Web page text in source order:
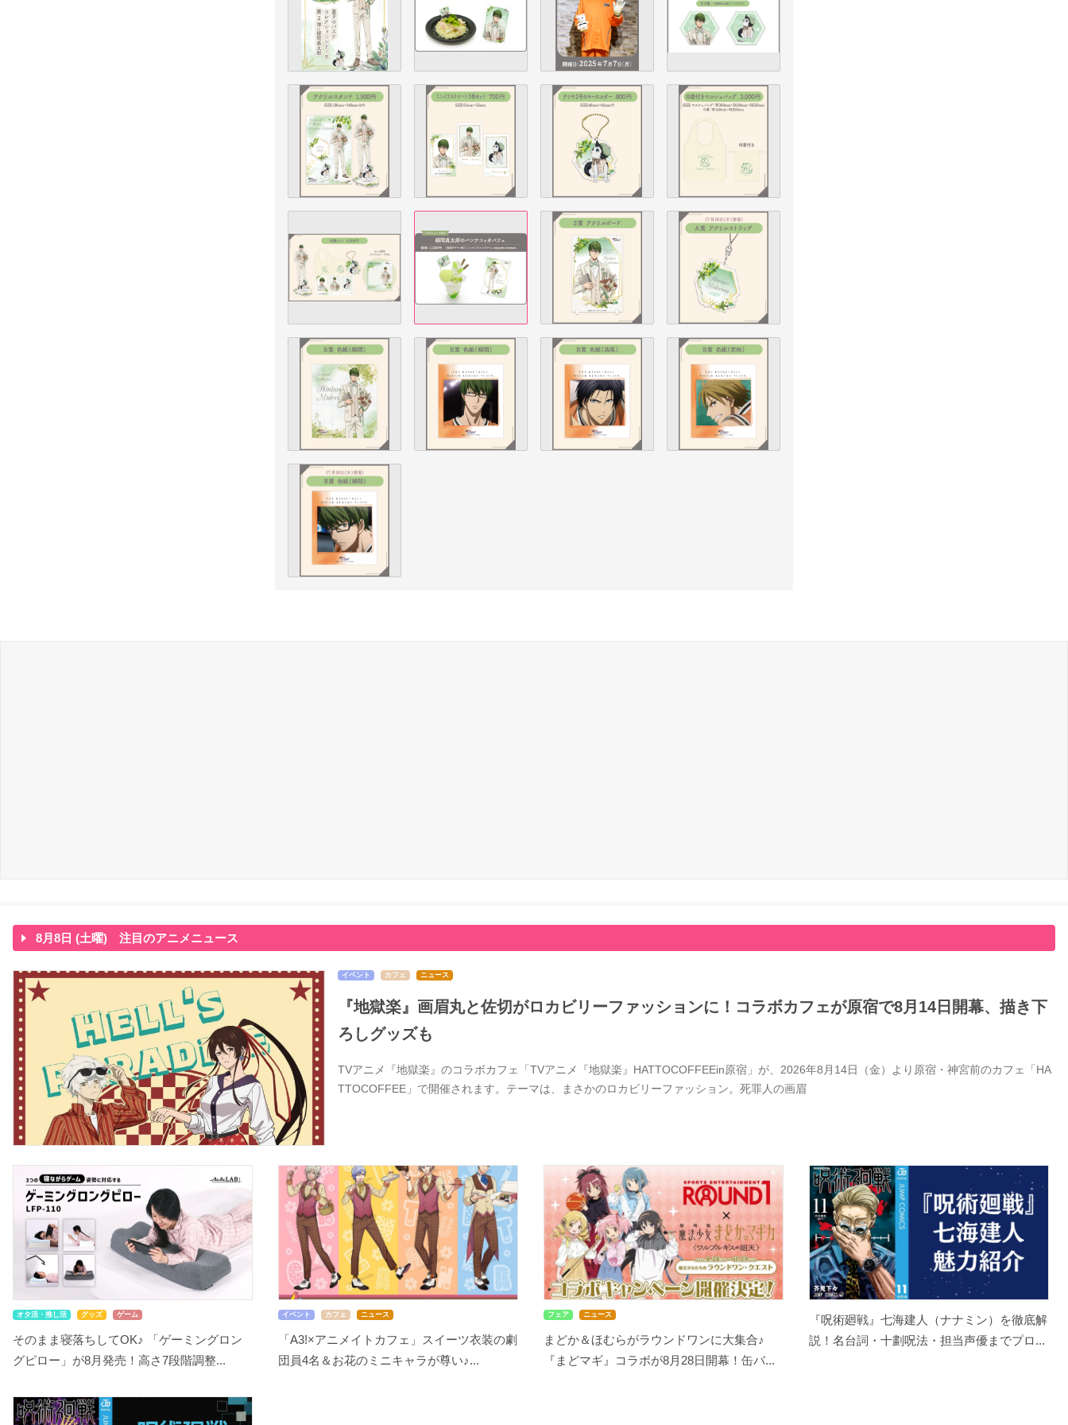
8月8日 (土曜) 注目のアニメニュース
イベント カフェ ニュース
『地獄楽』画眉丸と佐切がロカビリーファッションに！コラボカフェが原宿で8月14日開幕、描き下
ろしグッズも
TVアニメ『地獄楽』のコラボカフェ「TVアニメ『地獄楽』HATTOCOFFEEin原宿」が、2026年8月14日（金）より原宿・神宮前のカフェ「HA
TTOCOFFEE」で開催されます。テーマは、まさかのロカビリーファッション。死罪人の画眉
オタ活・推し活 グッズ ゲーム
そのまま寝落ちしてOK♪ 「ゲーミングロン
グピロー」が8月発売！高さ7段階調整...
イベント カフェ ニュース
「A3!×アニメイトカフェ」スイーツ衣装の劇
団員4名＆お花のミニキャラが尊い♪...
フェア ニュース
まどか＆ほむらがラウンドワンに大集合♪
『まどマギ』コラボが8月28日開幕！缶バ...
『呪術廻戦』七海建人（ナナミン）を徹底解
説！名台詞・十劃呪法・担当声優までプロ...